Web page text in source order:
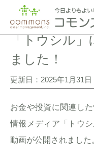
コモンズ投信 ホーム >メ
「トウシル
ました！
更新日：2025年1月31日
お金や投資に関連し
情報メディア「トウ
動画が公開されました